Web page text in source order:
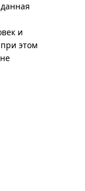
и
при этом